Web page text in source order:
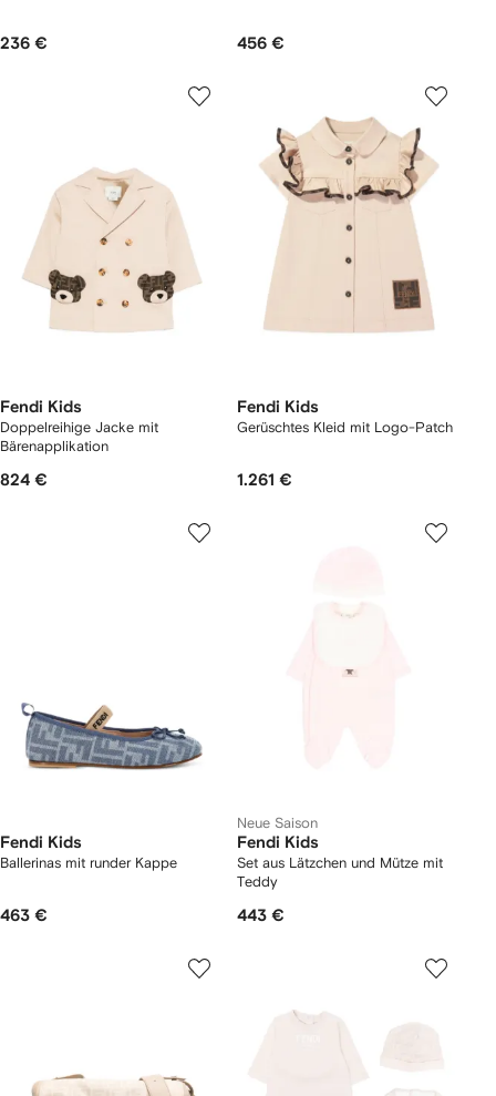
236 € 456 €
Fendi Kids
Doppelreihige Jacke mit
Bärenapplikation
824 €
Fendi Kids
Gerüschtes Kleid mit Logo-Patch
1.261 €
Fendi Kids
Ballerinas mit runder Kappe
463 €
Neue Saison
Fendi Kids
Set aus Lätzchen und Mütze mit
Teddy
443 €